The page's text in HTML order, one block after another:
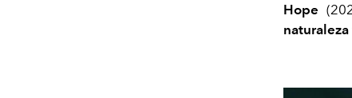
Hope